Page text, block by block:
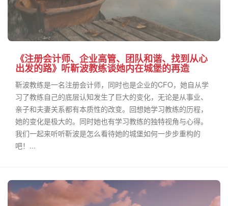
《注册会计师、企业高管、团队和谐、找到从心
出发的路》听靳波教练谈她内在城堡的再造
靳波教练是一名注册会计师，同时也是企业的CFO，她自从学
习了教练自己的底层认知发生了巨大的变化，无论是从事业、
亲子和夫妻关系都有本质性的改变。回想她学习教练的历程，
她的变化是极大的。同时她也有学习教练的独特视角与心得。
我们一起来听听靳波是怎么看待她的城堡如何一步步重构的
吧！...